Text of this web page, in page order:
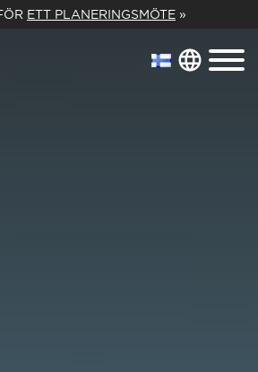
ETT PLANERINGSMÖTE »